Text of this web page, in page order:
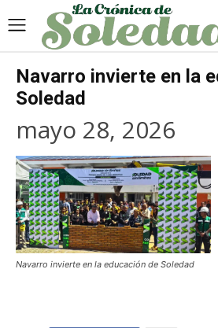
Navarro invierte en la
Soledad
mayo 28, 2026
Navarro invierte en la educación de Soledad